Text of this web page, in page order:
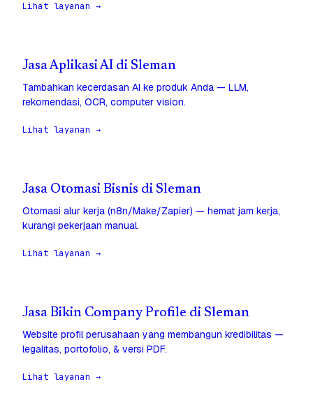
Lihat layanan →
Jasa Aplikasi AI di Sleman
Tambahkan kecerdasan AI ke produk Anda — LLM,
rekomendasi, OCR, computer vision.
Lihat layanan →
Jasa Otomasi Bisnis di Sleman
Otomasi alur kerja (n8n/Make/Zapier) — hemat jam kerja,
kurangi pekerjaan manual.
Lihat layanan →
Jasa Bikin Company Profile di Sleman
Website profil perusahaan yang membangun kredibilitas —
legalitas, portofolio, & versi PDF.
Lihat layanan →